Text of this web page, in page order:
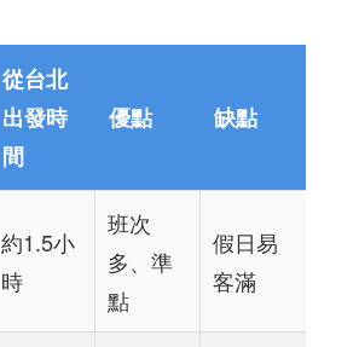
從台北
出發時
間
優點 缺點
約1.5小
時
班次
多、準
點
假日易
客滿